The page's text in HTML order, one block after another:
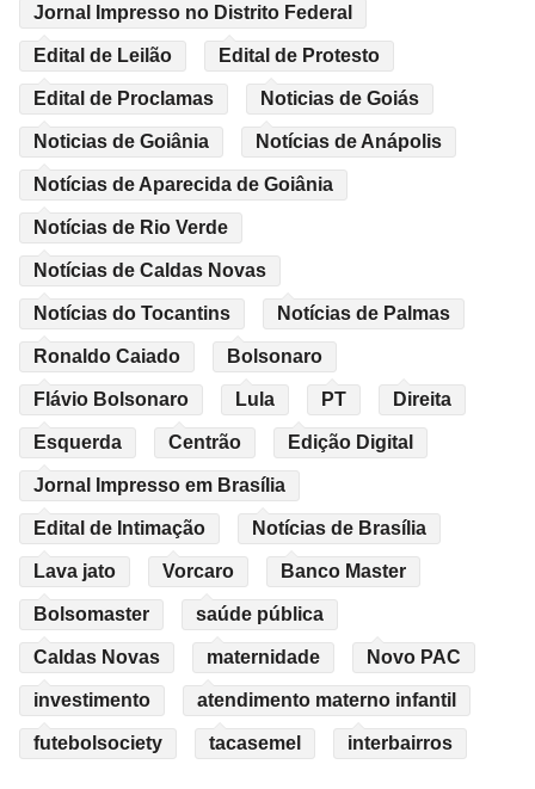
Jornal Impresso no Distrito Federal
Edital de Leilão Edital de Protesto
Edital de Proclamas Noticias de Goiás
Noticias de Goiânia Notícias de Anápolis
Notícias de Aparecida de Goiânia
Notícias de Rio Verde
Notícias de Caldas Novas
Notícias do Tocantins Notícias de Palmas
Ronaldo Caiado Bolsonaro
Flávio Bolsonaro Lula PT Direita
Esquerda Centrão Edição Digital
Jornal Impresso em Brasília
Edital de Intimação Notícias de Brasília
Lava jato Vorcaro Banco Master
Bolsomaster saúde pública
Caldas Novas maternidade Novo PAC
investimento atendimento materno infantil
futebolsociety tacasemel interbairros